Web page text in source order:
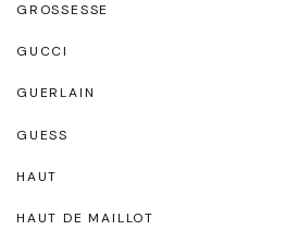
GROSSESSE
GUCCI
GUERLAIN
GUESS
HAUT
HAUT DE MAILLOT